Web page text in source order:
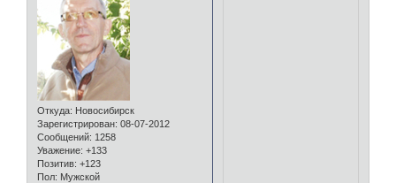
Откуда: Новосибирск
Зарегистрирован: 08-07-2012
Сообщений: 1258
Уважение: +133
Позитив: +123
Пол: Мужской